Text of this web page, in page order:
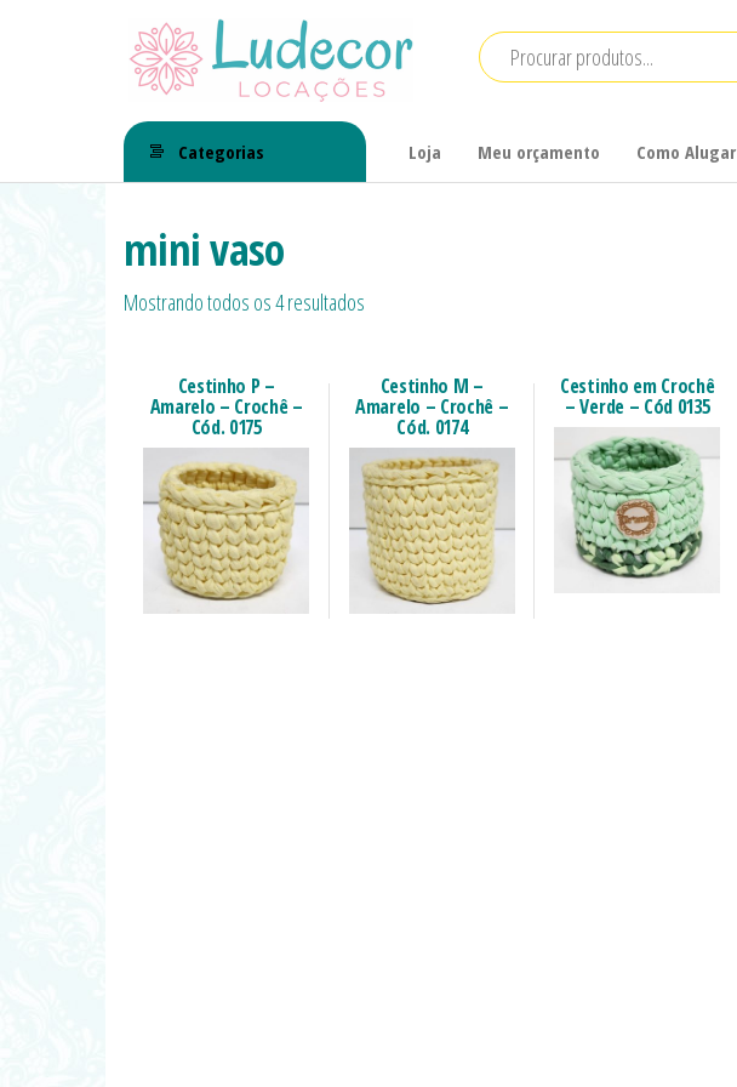
LuDecor
Locações
Materiais
para
Eventos
LuDecor
Locações Categorias Loja Meu orçamento Como Alugar
mini vaso
Mostrando todos os 4 resultados
Cestinho P –
Amarelo – Crochê –
Cód. 0175
Cestinho M –
Amarelo – Crochê –
Cód. 0174
Cestinho em Crochê
– Verde – Cód 0135